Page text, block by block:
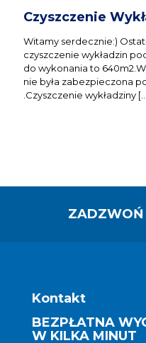
Czyszczenie
Witamy serdecznie:)
czyszczenie wykładzin
do wykonania to
nie była zabezpieczona
.Czyszczenie wykładziny
Kontakt
BEZPŁATNA
W KILKA MINUT